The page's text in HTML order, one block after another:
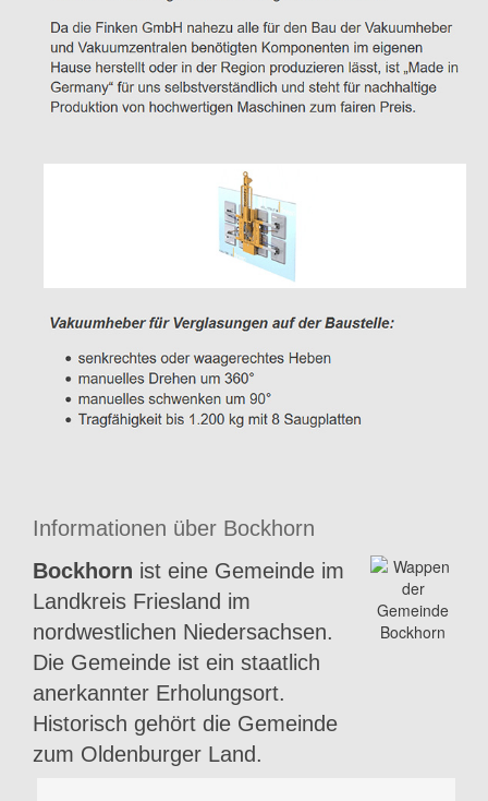
Informationen über Bockhorn
Bockhorn ist eine Gemeinde im
Landkreis Friesland im
nordwestlichen Niedersachsen.
Die Gemeinde ist ein staatlich
anerkannter Erholungsort.
Historisch gehört die Gemeinde
zum Oldenburger Land.